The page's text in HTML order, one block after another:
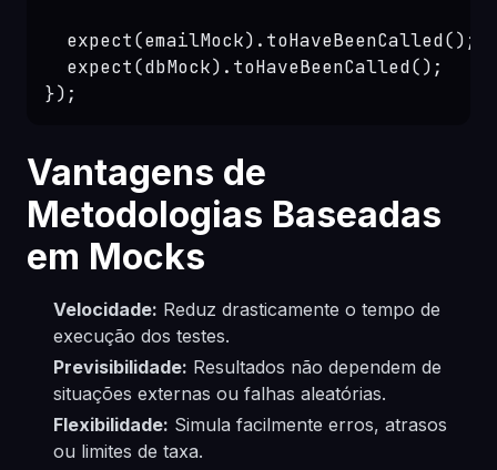
  expect(emailMock).toHaveBeenCalled();
  expect(dbMock).toHaveBeenCalled();
Vantagens de
Metodologias Baseadas
em Mocks
Velocidade: Reduz drasticamente o tempo de
execução dos testes.
Previsibilidade: Resultados não dependem de
situações externas ou falhas aleatórias.
Flexibilidade: Simula facilmente erros, atrasos
ou limites de taxa.